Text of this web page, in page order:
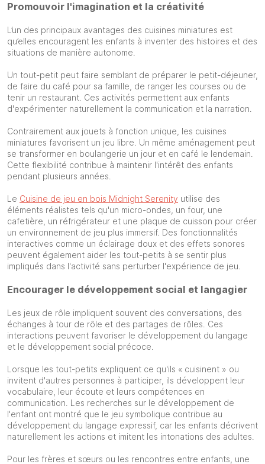
Promouvoir l'imagination et la créativité
L’un des principaux avantages des cuisines miniatures est
qu’elles encouragent les enfants à inventer des histoires et des
situations de manière autonome.
Un tout-petit peut faire semblant de préparer le petit-déjeuner,
de faire du café pour sa famille, de ranger les courses ou de
tenir un restaurant. Ces activités permettent aux enfants
d'expérimenter naturellement la communication et la narration.
Contrairement aux jouets à fonction unique, les cuisines
miniatures favorisent un jeu libre. Un même aménagement peut
se transformer en boulangerie un jour et en café le lendemain.
Cette flexibilité contribue à maintenir l'intérêt des enfants
pendant plusieurs années.
Le Cuisine de jeu en bois Midnight Serenity utilise des
éléments réalistes tels qu'un micro-ondes, un four, une
cafetière, un réfrigérateur et une plaque de cuisson pour créer
un environnement de jeu plus immersif. Des fonctionnalités
interactives comme un éclairage doux et des effets sonores
peuvent également aider les tout-petits à se sentir plus
impliqués dans l'activité sans perturber l'expérience de jeu.
Encourager le développement social et langagier
Les jeux de rôle impliquent souvent des conversations, des
échanges à tour de rôle et des partages de rôles. Ces
interactions peuvent favoriser le développement du langage
et le développement social précoce.
Lorsque les tout-petits expliquent ce qu'ils « cuisinent » ou
invitent d'autres personnes à participer, ils développent leur
vocabulaire, leur écoute et leurs compétences en
communication. Les recherches sur le développement de
l'enfant ont montré que le jeu symbolique contribue au
développement du langage expressif, car les enfants décrivent
naturellement les actions et imitent les intonations des adultes.
Pour les frères et sœurs ou les rencontres entre enfants, une